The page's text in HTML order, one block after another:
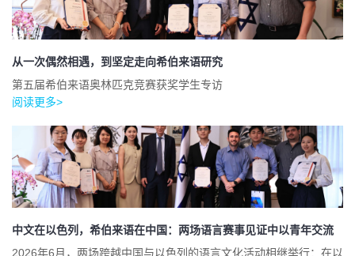
从一次偶然相遇，到坚定走向希伯来语研究
第五届希伯来语奥林匹克竞赛获奖学生专访
阅读更多>
中文在以色列，希伯来语在中国：两场语言赛事见证中以青年交流
2026年6月，两场跨越中国与以色列的语言文化活动相继举行：在以